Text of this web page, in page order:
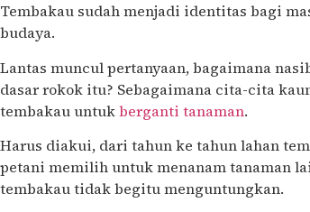
Tembakau sudah menjadi identitas bagi
budaya.
Lantas muncul pertanyaan, bagaimana
dasar rokok itu? Sebagaimana cita-cita
tembakau untukberganti tanaman.
Harus diakui, dari tahun ke tahun lahan
petani memilih untuk menanam tanaman
tembakau tidak begitu menguntungkan.